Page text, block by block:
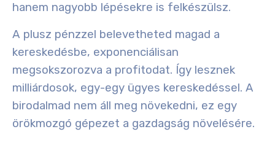
hanem nagyobb lépésekre is felkészülsz.
A plusz pénzzel belevetheted magad a
kereskedésbe, exponenciálisan
megsokszorozva a profitodat. Így lesznek
milliárdosok, egy-egy ügyes kereskedéssel. A
birodalmad nem áll meg növekedni, ez egy
örökmozgó gépezet a gazdagság növelésére.